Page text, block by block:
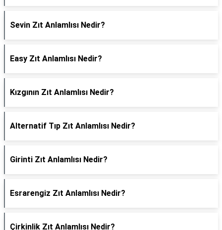
Sevin Zıt Anlamlısı Nedir?
Easy Zıt Anlamlısı Nedir?
Kızgının Zıt Anlamlısı Nedir?
Alternatif Tıp Zıt Anlamlısı Nedir?
Girinti Zıt Anlamlısı Nedir?
Esrarengiz Zıt Anlamlısı Nedir?
Çirkinlik Zıt Anlamlısı Nedir?